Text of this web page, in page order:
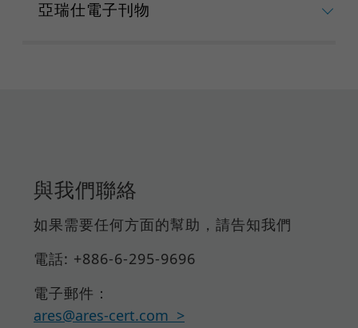
亞瑞仕電子刊物
與我們聯絡
如果需要任何方面的幫助，請告知我們
電話: +886-6-295-9696
電子郵件：
ares@ares-cert.com